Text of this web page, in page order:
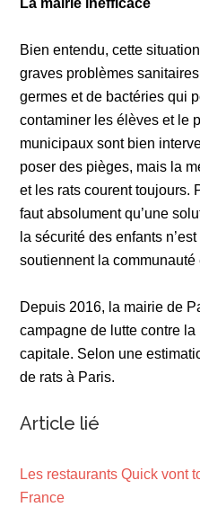
La mairie inefficace
Bien entendu, cette
graves problèmes
germes et de bactéries qui
contaminer les élèves et le
municipaux sont bien
poser des pièges, mais la
et les rats courent toujours.
faut absolument qu’une
la sécurité des enfants
soutiennent la
Depuis 2016, la mairie de
campagne de lutte contre
capitale. Selon une
de rats à Paris.
Article lié
Les restaurants Quick vont
France